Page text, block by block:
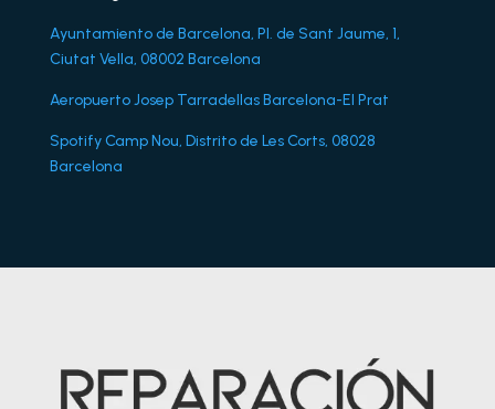
Ayuntamiento de Barcelona, Pl. de Sant Jaume, 1,
Ciutat Vella, 08002 Barcelona
Aeropuerto Josep Tarradellas Barcelona-El Prat
Spotify Camp Nou, Distrito de Les Corts, 08028
Barcelona